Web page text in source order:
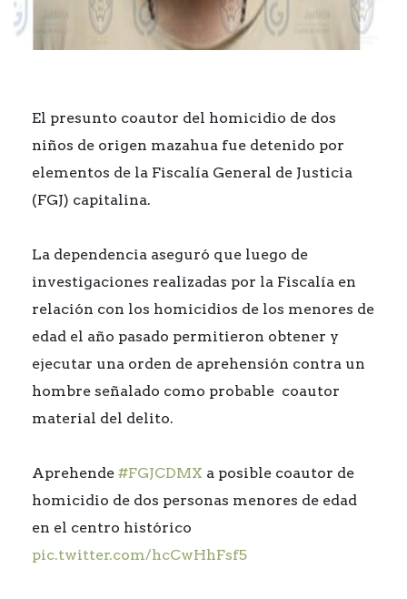
El presunto coautor del homicidio de dos
niños de origen mazahua fue detenido por
elementos de la Fiscalía General de Justicia
(FGJ) capitalina.
La dependencia aseguró que luego de
investigaciones realizadas por la Fiscalía en
relación con los homicidios de los menores de
edad el año pasado permitieron obtener y
ejecutar una orden de aprehensión contra un
hombre señalado como probable coautor
material del delito.
Aprehende #FGJCDMX a posible coautor de
homicidio de dos personas menores de edad
en el centro histórico
pic.twitter.com/hcCwHhFsf5